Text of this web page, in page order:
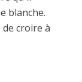
blanche.
croire à